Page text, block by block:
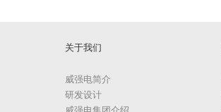
关于我们
威强电简介
研发设计